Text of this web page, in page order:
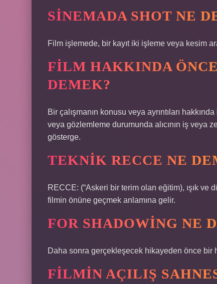
SINEMADA SHOT NE
Film işlemede, bir kayıt iki işleme veya kesim
FILM HAKKINDA
DEMEK?
Bir çalışmanın konusu veya ayrıntıları
veya gözlemleme durumunda alıcının iş veya
gösterge.
TEKNIK RECCE NE
RECCE: (“Askeri bir terim olan eğitim), ışık
filmin önüne geçmek anlamına gelir.
FOR SHADOWING NE
Daha sonra gerçekleşecek hikayeden önce bir
FILMIN AÇILIŞ